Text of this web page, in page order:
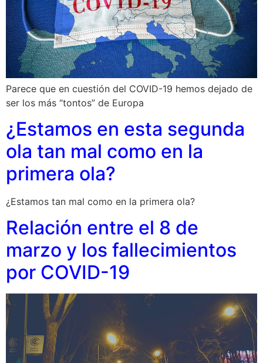
Parece que en cuestión del COVID-19 hemos dejado de
ser los más “tontos” de Europa
¿Estamos en esta segunda
ola tan mal como en la
primera ola?
¿Estamos tan mal como en la primera ola?
Relación entre el 8 de
marzo y los fallecimientos
por COVID-19